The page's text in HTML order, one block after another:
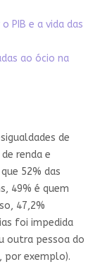
PIB e a vida das
ao ócio na
de
renda e
52% das
49% é quem
47,2%
foi impedida
outra pessoa do
por exemplo).